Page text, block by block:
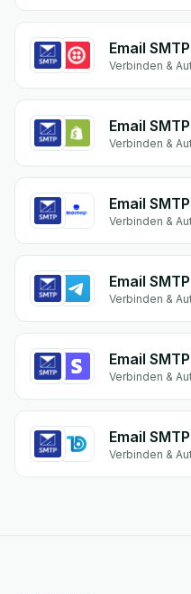
Email
Verbinden &
Email
Verbinden &
Email
Verbinden &
Email
Verbinden &
Email
Verbinden &
Email
Verbinden &